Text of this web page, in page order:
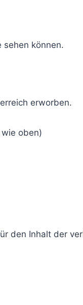
sehen können.
erworben.
oben)
den Inhalt der